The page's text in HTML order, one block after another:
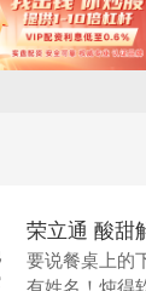
要说餐桌上的